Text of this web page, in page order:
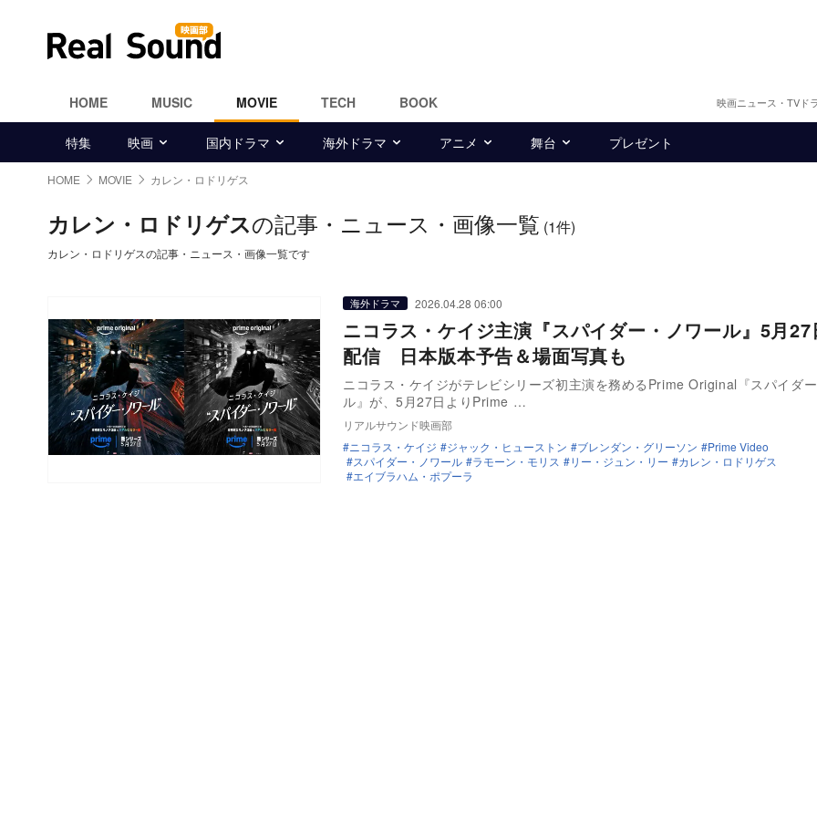
HOME MUSIC MOVIE TECH BOOK 映画ニュース・TVド
特集 映画 国内ドラマ 海外ドラマ アニメ 舞台 プレゼント
HOME MOVIE カレン・ロドリゲス
カレン・ロドリゲスの記事・ニュース・画像一覧 (1件)
カレン・ロドリゲスの記事・ニュース・画像一覧です
海外ドラマ 2026.04.28 06:00
ニコラス・ケイジ主演『スパイダー・ノワール』5月27
配信 日本版本予告＆場面写真も
ニコラス・ケイジがテレビシリーズ初主演を務めるPrime Original『スパイダ
ル』が、5月27日よりPrime …
リアルサウンド映画部
ニコラス・ケイジ
ジャック・ヒューストン ブレンダン・グリーソン
Prime Video
スパイダー・ノワール
ラモーン・モリス リー・ジュン・リー
カレン・ロドリゲス
エイブラハム・ポプーラ